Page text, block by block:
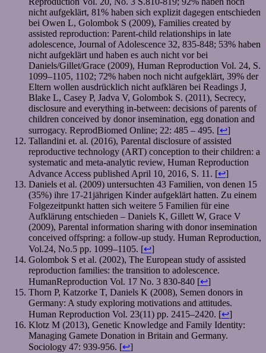
nicht aufgeklärt, 81% haben sich explizit dagegen entschieden
bei Owen L, Golombok S (2009), Families created by
assisted reproduction: Parent-child relationships in late
adolescence, Journal of Adolescence 32, 835-848; 53% haben
nicht aufgeklärt und haben es auch nicht vor bei
Daniels/Gillet/Grace (2009), Human Reproduction Vol. 24, S.
1099–1105, 1102; 72% haben noch nicht aufgeklärt, 39% der
Eltern wollen ausdrücklich nicht aufklären bei Readings J,
Blake L, Casey P, Jadva V, Golombok S. (2011), Secrecy,
disclosure and everything in-between: decisions of parents of
children conceived by donor insemination, egg donation and
surrogacy. ReprodBiomed Online; 22: 485 – 495. [↩]
Tallandini et. al. (2016), Parental disclosure of assisted
reproductive technology (ART) conception to their children: a
systematic and meta-analytic review, Human Reproduction
Advance Access published April 10, 2016, S. 11. [↩]
Daniels et al. (2009) untersuchten 43 Familien, von denen 15
(35%) ihre 17-21jährigen Kinder aufgeklärt hatten. Zu einem
Folgezeitpunkt hatten sich weitere 5 Familien für eine
Aufklärung entschieden – Daniels K, Gillett W, Grace V
(2009), Parental information sharing with donor insemination
conceived offspring: a follow-up study. Human Reproduction,
Vol.24, No.5 pp. 1099–1105. [↩]
Golombok S et al. (2002), The European study of assisted
reproduction families: the transition to adolescence.
HumanReproduction Vol. 17 No. 3 830-840 [↩]
Thorn P, Katzorke T, Daniels K (2008), Semen donors in
Germany: A study exploring motivations and attitudes.
Human Reproduction Vol. 23(11) pp. 2415–2420. [↩]
Klotz M (2013), Genetic Knowledge and Family Identity:
Managing Gamete Donation in Britain and Germany.
Sociology 47: 939-956. [↩]